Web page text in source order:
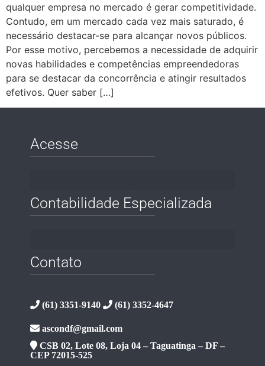
qualquer empresa no mercado é gerar competitividade.
Contudo, em um mercado cada vez mais saturado, é
necessário destacar-se para alcançar novos públicos.
Por esse motivo, percebemos a necessidade de adquirir
novas habilidades e competências empreendedoras
para se destacar da concorrência e atingir resultados
efetivos. Quer saber […]
Acesse
Contabilidade Especializada
Contato
(61) 3351-9140 (61) 3352-4647
ascondf@gmail.com
CSB 02, Lote 08, Loja 04 – Taguatinga – DF –
CEP 72015-525